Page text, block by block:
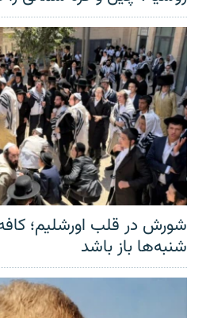
شورش در قلب اورشلیم؛
شنبه‌ها باز باشد